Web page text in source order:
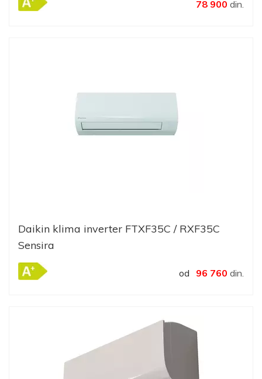
78 900 din.
Daikin klima inverter FTXF35C / RXF35C
Sensira
od 96 760 din.